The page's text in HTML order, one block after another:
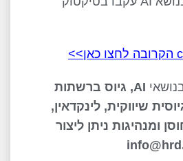
AI, גיוס ברשתות
שיווקית, לינקדאין,
ומנהיגות ניתן ליצור